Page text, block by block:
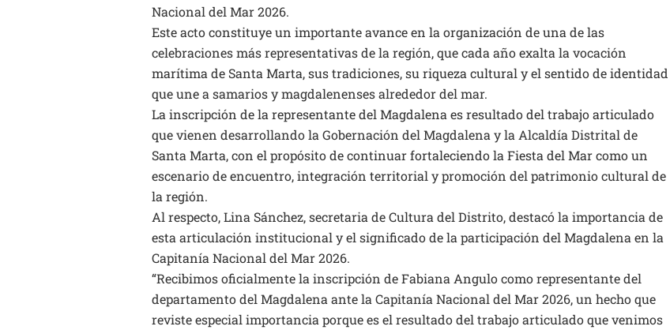
Nacional del Mar 2026.
Este acto constituye un importante avance en la organización de una de las
celebraciones más representativas de la región, que cada año exalta la vocación
marítima de Santa Marta, sus tradiciones, su riqueza cultural y el sentido de identidad
que une a samarios y magdalenenses alrededor del mar.
La inscripción de la representante del Magdalena es resultado del trabajo articulado
que vienen desarrollando la Gobernación del Magdalena y la Alcaldía Distrital de
Santa Marta, con el propósito de continuar fortaleciendo la Fiesta del Mar como un
escenario de encuentro, integración territorial y promoción del patrimonio cultural de
la región.
Al respecto, Lina Sánchez, secretaria de Cultura del Distrito, destacó la importancia de
esta articulación institucional y el significado de la participación del Magdalena en la
Capitanía Nacional del Mar 2026.
“Recibimos oficialmente la inscripción de Fabiana Angulo como representante del
departamento del Magdalena ante la Capitanía Nacional del Mar 2026, un hecho que
reviste especial importancia porque es el resultado del trabajo articulado que venimos